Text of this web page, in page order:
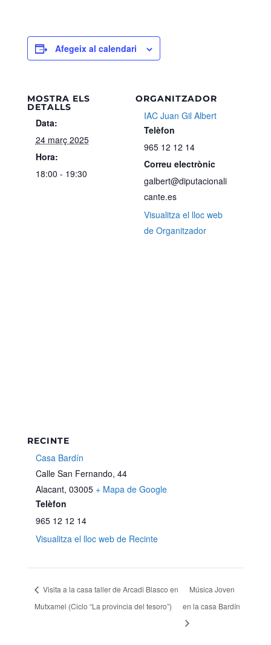
Afegeix al calendari
MOSTRA ELS
DETALLS
Data:
24 març 2025
Hora:
18:00 - 19:30
ORGANITZADOR
IAC Juan Gil Albert
Telèfon
965 12 12 14
Correu electrònic
galbert@diputacionali
cante.es
Visualitza el lloc web
de Organitzador
RECINTE
Casa Bardín
Calle San Fernando, 44
Alacant, 03005 + Mapa de Google
Telèfon
965 12 12 14
Visualitza el lloc web de Recinte
Visita a la casa taller de Arcadi Blasco en
Mutxamel (Ciclo “La provincia del tesoro”)
Música Joven
en la casa Bardín